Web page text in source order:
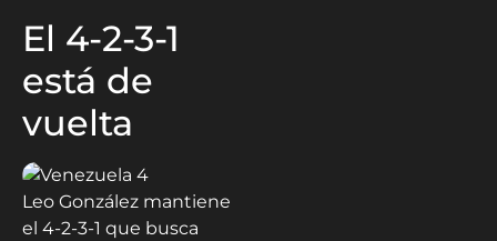
El 4-2-3-1
está de
vuelta
Leo González mantiene
el 4-2-3-1 que busca